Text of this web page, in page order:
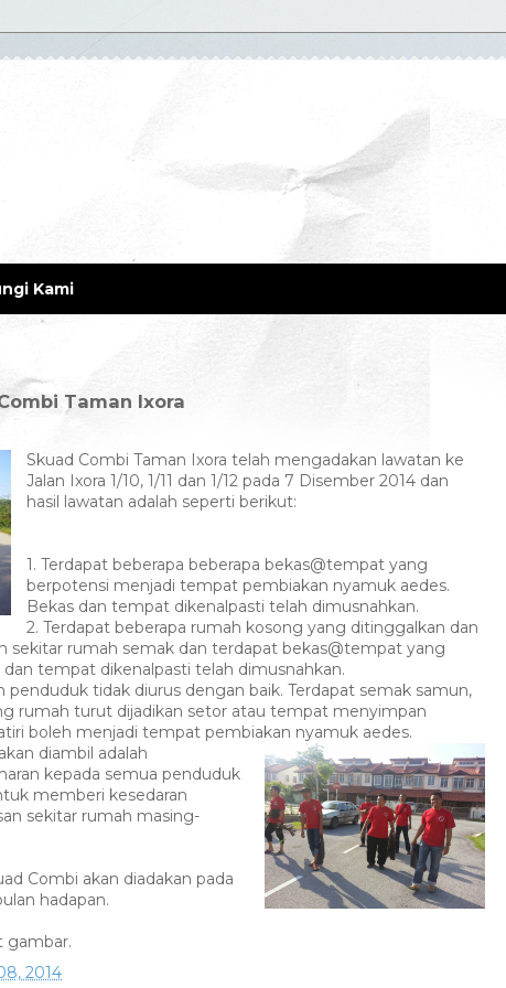
Kami
Taman Ixora
Skuad Combi Taman Ixora telah mengadakan lawatan ke
Jalan Ixora 1/10, 1/11 dan 1/12 pada 7 Disember 2014 dan
hasil lawatan adalah seperti berikut:
1. Terdapat beberapa beberapa bekas@tempat yang
berpotensi menjadi tempat pembiakan nyamuk aedes.
Bekas dan tempat dikenalpasti telah dimusnahkan.
2. Terdapat beberapa rumah kosong yang ditinggalkan dan
sekitar rumah semak dan terdapat bekas@tempat yang
tempat dikenalpasti telah dimusnahkan.
penduduk tidak diurus dengan baik. Terdapat semak samun,
rumah turut dijadikan setor atau tempat menyimpan
boleh menjadi tempat pembiakan nyamuk aedes.
diambil adalah
kepada semua penduduk
memberi kesedaran
sekitar rumah masing-
Combi akan diadakan pada
hadapan.
gambar.
2014